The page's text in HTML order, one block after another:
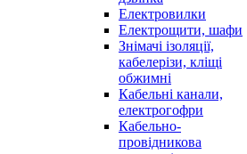
Електровилки
Електрощити, шафи
Знімачі ізоляції,
кабелерізи, кліщі
обжимні
Кабельні канали,
електрогофри
Кабельно-
провідникова